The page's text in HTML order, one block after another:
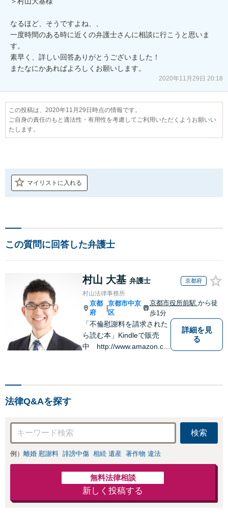
なるほど、そうですよね、、
一度時間のある時に近くの弁護士さんに相談に行こうと思いま
す。
素早く、詳しい回答ありがとうございました！
またなにかあればよろしくお願いします。
2020年11月29日 20:18
この投稿は、2020年11月29日時点の情報です。
ご自身の責任のもと適法性・有用性を考慮してご利用いただくようお願いい
たします。
マイリストに入れる
この質問に回答した弁護士
村山 大基 弁護士 京都府
村山法律事務所
京都
府
|
京都市中京
区
京都市役所前駅 から徒
歩1分
「不倫慰謝料を請求された
ら読む本」Kindleで販売
中 http://www.amazon.co.
詳細を見
る
法律Q&Aを探す
検索
例） 離婚 慰謝料 誹謗中傷 相続 遺産 著作物 違法
無料法律相談
新しく投稿する